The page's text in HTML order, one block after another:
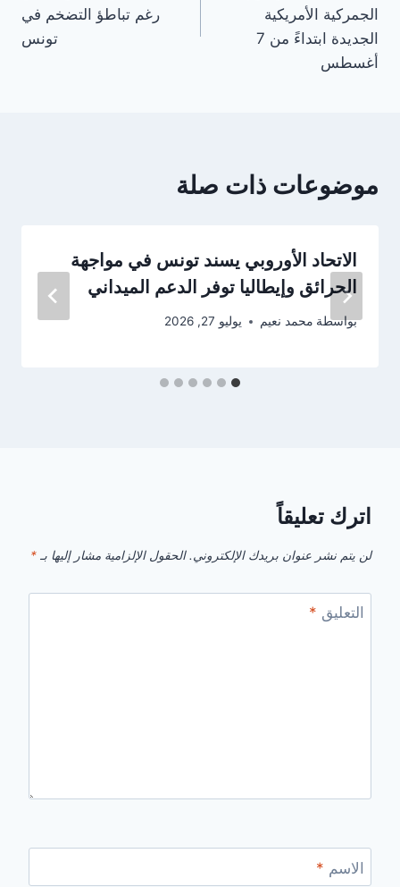
الجمركية الأمريكية
الجديدة ابتداءً من 7
أغسطس
رغم تباطؤ التضخم في
تونس
موضوعات ذات صلة
الاتحاد الأوروبي يسند تونس في مواجهة
الحرائق وإيطاليا توفر الدعم الميداني
بواسطة محمد نعيم يوليو 27, 2026
اترك تعليقاً
لن يتم نشر عنوان بريدك الإلكتروني. الحقول الإلزامية مشار إليها بـ *
التعليق *
الاسم *